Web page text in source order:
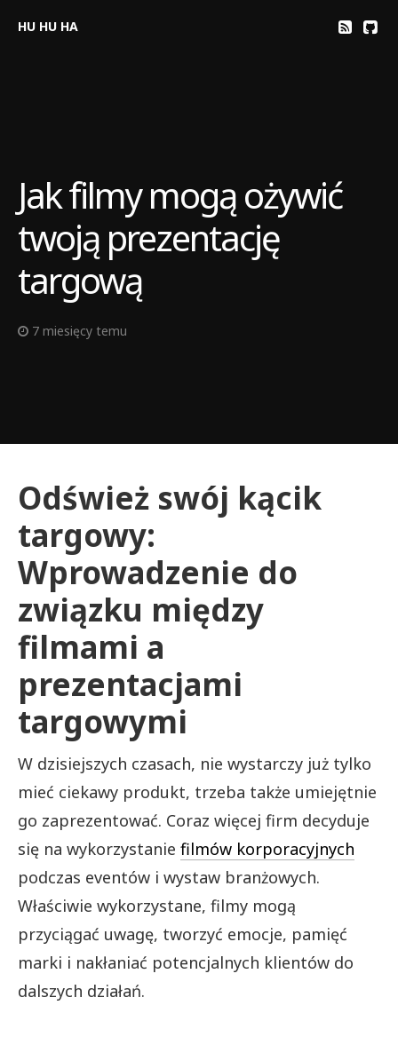
HU HU HA
Jak filmy mogą ożywić
twoją prezentację
targową
7 miesięcy temu
Odśwież swój kącik
targowy:
Wprowadzenie do
związku między
filmami a
prezentacjami
targowymi
W dzisiejszych czasach, nie wystarczy już tylko
mieć ciekawy produkt, trzeba także umiejętnie
go zaprezentować. Coraz więcej firm decyduje
się na wykorzystanie filmów korporacyjnych
podczas eventów i wystaw branżowych.
Właściwie wykorzystane, filmy mogą
przyciągać uwagę, tworzyć emocje, pamięć
marki i nakłaniać potencjalnych klientów do
dalszych działań.